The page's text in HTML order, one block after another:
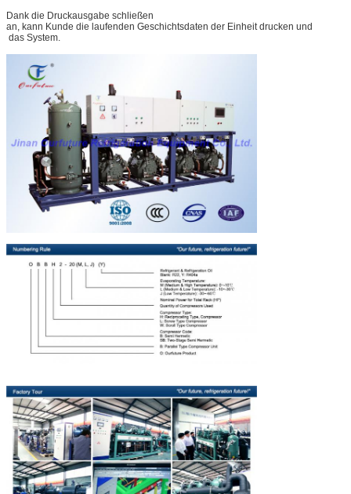
Dank die Druckausgabe schließen
an, kann Kunde die laufenden Geschichtsdaten der Einheit drucken und
das System.